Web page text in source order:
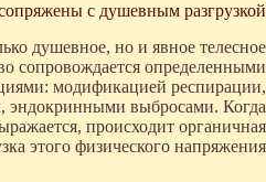
с душевным разгрузкой
душевное, но и явное телесное
сопровождается определенными
модификацией респирации,
эндокринными выбросами. Когда
происходит органичная
этого физического напряжения.